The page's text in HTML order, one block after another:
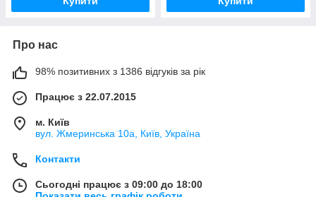
Про нас
98% позитивних з 1386 відгуків за рік
Працює з 22.07.2015
м. Київ
вул. Жмеринська 10а, Київ, Україна
Контакти
Сьогодні працює з 09:00 до 18:00